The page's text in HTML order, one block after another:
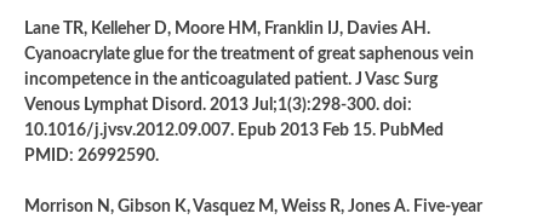
Lane TR, Kelleher D, Moore HM, Franklin IJ, Davies AH.
Cyanoacrylate glue for the treatment of great saphenous vein
incompetence in the anticoagulated patient. J Vasc Surg
Venous Lymphat Disord. 2013 Jul;1(3):298-300. doi:
10.1016/j.jvsv.2012.09.007. Epub 2013 Feb 15. PubMed
PMID: 26992590.
Morrison N, Gibson K, Vasquez M, Weiss R, Jones A. Five-year